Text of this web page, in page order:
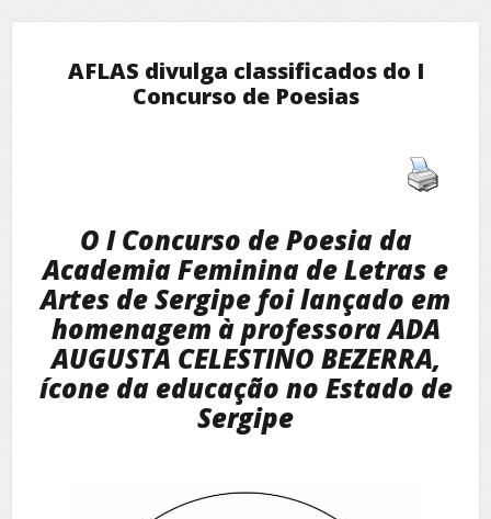
AFLAS divulga classificados do I
Concurso de Poesias
O I Concurso de Poesia da
Academia Feminina de Letras e
Artes de Sergipe foi lançado em
homenagem à professora ADA
AUGUSTA CELESTINO BEZERRA,
ícone da educação no Estado de
Sergipe